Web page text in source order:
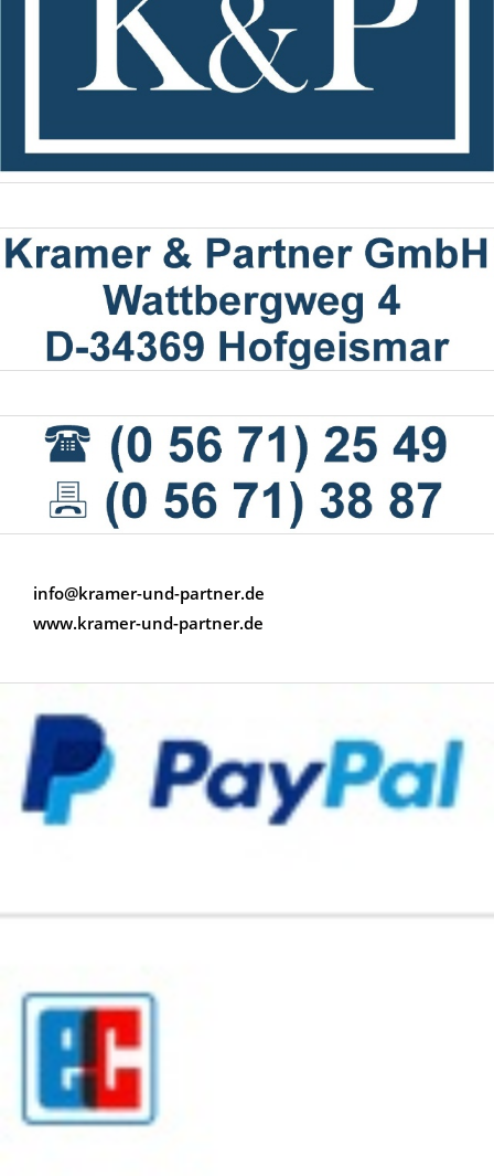
info@kramer-und-partner.de
www.kramer-und-partner.de